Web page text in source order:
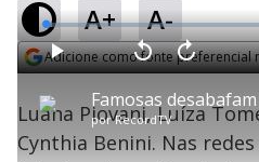
A+ A-
Adicione como fonte preferencial
P
porRecordTV
P V
t
a
r
1
0
A
n
ç
a
1
L
o
a
d
e
:
1
.
7
6
%
Luana Piovani, Luíza
Cynthia Benini. Nas